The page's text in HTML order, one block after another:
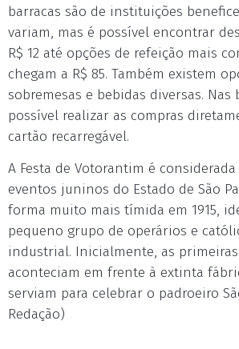
barracas são de instituições
variam, mas é possível encontrar
R$ 12 até opções de refeição mais
chegam a R$ 85. Também existem
sobremesas e bebidas diversas. Nas
possível realizar as compras
cartão recarregável.
A Festa de Votorantim é
eventos juninos do Estado de São
forma muito mais tímida em 1915,
pequeno grupo de operários e
industrial. Inicialmente, as
aconteciam em frente à extinta
serviam para celebrar o padroeiro
Redação)